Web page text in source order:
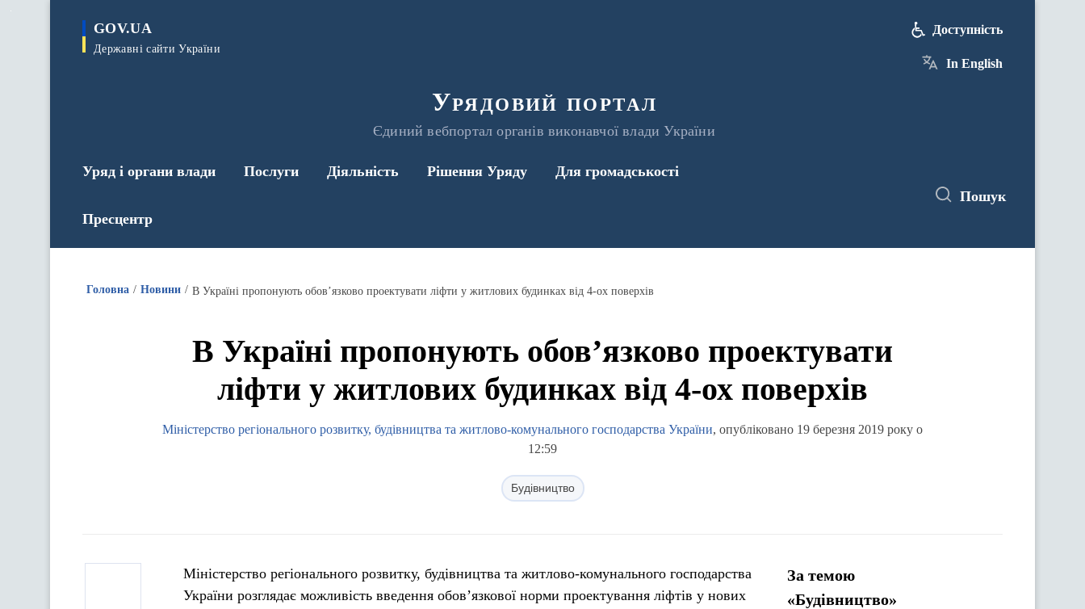
GOV.UA
Державні сайти України
Урядовий портал
Єдиний вебпортал органів виконавчої влади України
Доступність
In English
Уряд і органи влади Послуги Діяльність Рішення Уряду Для громадськості
Пресцентр
Пошук
Головна Новини В Україні пропонують обов’язково проектувати ліфти у житлових будинках від 4-ох поверхів
В Україні пропонують обов’язково проектувати
ліфти у житлових будинках від 4-ох поверхів
Міністерство регіонального розвитку, будівництва та житлово-комунального господарства України, опубліковано 19 березня 2019 року о
12:59
Будівництво
Міністерство регіонального розвитку, будівництва та житлово-комунального господарства
України розглядає можливість введення обов’язкової норми проектування ліфтів у нових
За темою
«Будівництво»